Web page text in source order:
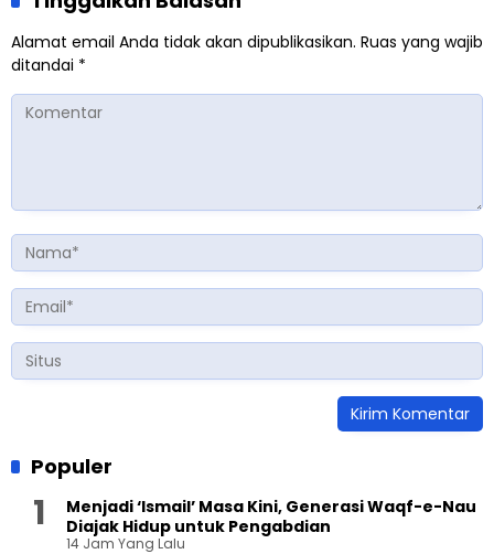
Alamat email Anda tidak akan dipublikasikan. Ruas yang wajib
ditandai *
Populer
Menjadi ‘Ismail’ Masa Kini, Generasi Waqf-e-Nau
Diajak Hidup untuk Pengabdian
14 Jam Yang Lalu